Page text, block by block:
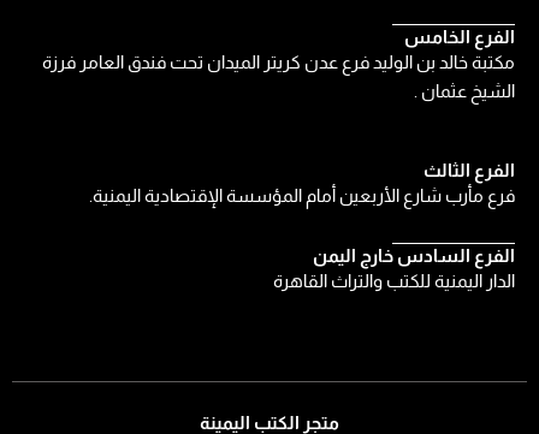
الفرع الثالث
فرع مأرب شارع الأربعين أمام المؤسسة الإقتصادية اليمنية.
الفرع السادس خارج اليمن
الدار اليمنية للكتب والتراث القاهرة
الفرع الخامس
مكتبة خالد بن الوليد فرع عدن كريتر الميدان تحت فندق العامر فرزة
الشيخ عثمان .
متجر الكتب اليمينة